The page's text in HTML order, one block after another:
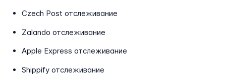
Czech Post отслеживание
Zalando отслеживание
Apple Express отслеживание
Shippify отслеживание